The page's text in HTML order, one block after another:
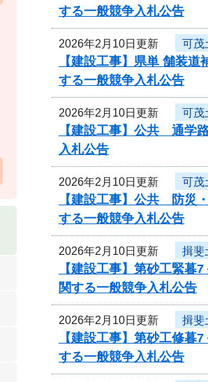
する一般競争入札公告
2026年2月10日更新 可茂
【建設工事】県単 舗装
する一般競争入札公告
2026年2月10日更新 可茂
【建設工事】公共 通学
入札公告
2026年2月10日更新 可茂
【建設工事】公共 防災
する一般競争入札公告
2026年2月10日更新 揖斐
【建設工事】第砂工緊
関する一般競争入札公告
2026年2月10日更新 揖斐
【建設工事】第砂工修
する一般競争入札公告